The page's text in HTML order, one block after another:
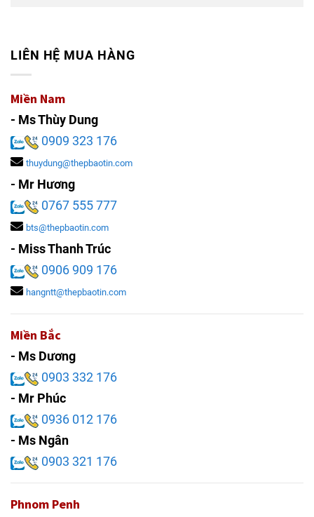
LIÊN HỆ MUA HÀNG
Miền Nam
- Ms Thùy Dung
0909 323 176
thuydung@thepbaotin.com
- Mr Hương
0767 555 777
bts@thepbaotin.com
- Miss Thanh Trúc
0906 909 176
hangntt@thepbaotin.com
Miền Bắc
- Ms Dương
0903 332 176
- Mr Phúc
0936 012 176
- Ms Ngân
0903 321 176
Phnom Penh